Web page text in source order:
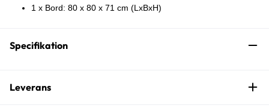
1 x Bord: 80 x 80 x 71 cm (LxBxH)
Specifikation
Leverans